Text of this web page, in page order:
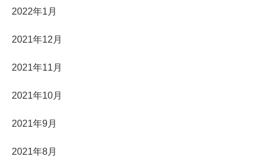
2022年1月
2021年12月
2021年11月
2021年10月
2021年9月
2021年8月